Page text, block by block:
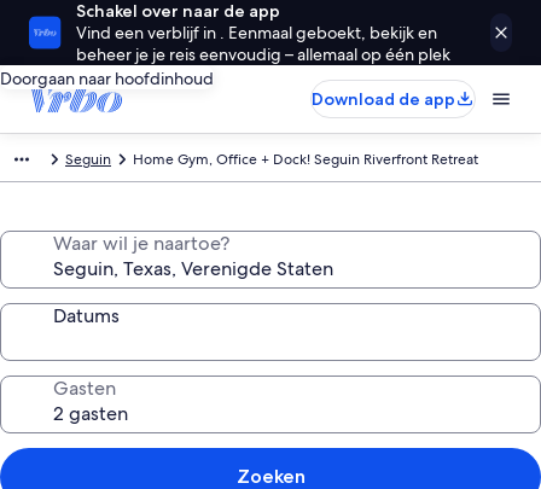
Schakel over naar de app
Vind een verblijf in . Eenmaal geboekt, bekijk en
beheer je je reis eenvoudig – allemaal op één plek
Doorgaan naar hoofdinhoud
Download de app
Seguin Home Gym, Office + Dock! Seguin Riverfront Retreat
Waar wil je naartoe?
Datums
Gasten
Zoeken